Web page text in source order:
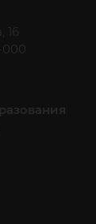
16
000